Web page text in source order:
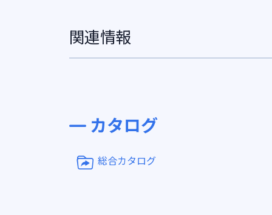
関連情報
カタログ
総合カタログ